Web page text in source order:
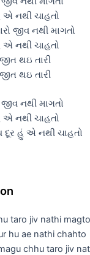
એ નથી ચાહતો
જીવ નથી માગતો
એ નથી ચાહતો
થઇ તારી
થઇ તારી
નથી માગતો
એ નથી ચાહતો
દૂર હું એ નથી ચાહતો
taro jiv nathi magto
hu ae nathi chahto
chhu taro jiv